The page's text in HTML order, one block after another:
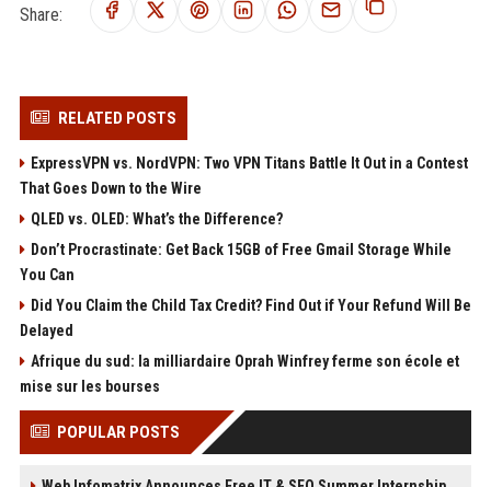
Share:
RELATED POSTS
ExpressVPN vs. NordVPN: Two VPN Titans Battle It Out in a Contest
That Goes Down to the Wire
QLED vs. OLED: What’s the Difference?
Don’t Procrastinate: Get Back 15GB of Free Gmail Storage While
You Can
Did You Claim the Child Tax Credit? Find Out if Your Refund Will Be
Delayed
Afrique du sud: la milliardaire Oprah Winfrey ferme son école et
mise sur les bourses
POPULAR POSTS